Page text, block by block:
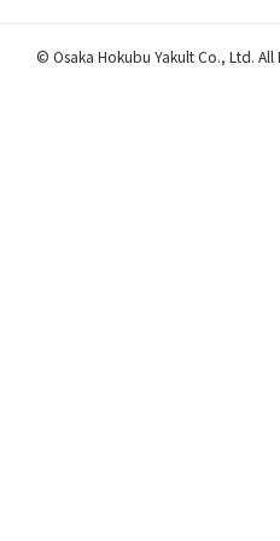
© Osaka Hokubu Yakult Co., Ltd. All